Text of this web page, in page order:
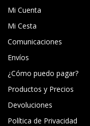
Mi Cuenta
Mi Cesta
Comunicaciones
Envíos
¿Cómo puedo pagar?
Productos y Precios
Devoluciones
Política de Privacidad